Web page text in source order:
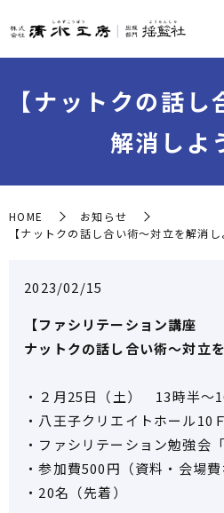
【ナットクの話
解消しよ
HOME
お知らせ
【ナットクの話し合い術～対立を解消し
2023/02/15
【ファシリテーション講座
ナットクの話し合い術～対立
・２月25日（土） 13時半～
・八王子クリエイトホール
・ファシリテーション勉強会
・参加費500円（資料・会場費
・20名（先着）